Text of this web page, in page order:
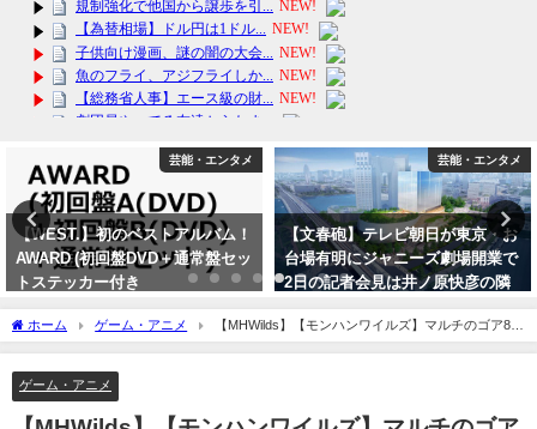
芸能・エンタメ
【WEST.】初のベストアルバム！
AWARD (初回盤DVD＋通常盤セッ
トステッカー付き
芸能・エンタメ
【文春砲】テレビ朝日が東京・お
台場有明にジャニーズ劇場開業で
2日の記者会見は井ノ原快彦の隣
にテレ朝が着席か？帝国劇場出禁
で開き直りか？
ホーム ゲーム・アニメ
【MHWilds】【モンハンワイルズ】マルチのゴア8は
高確率でクエスト失敗する？
ゲーム・アニメ